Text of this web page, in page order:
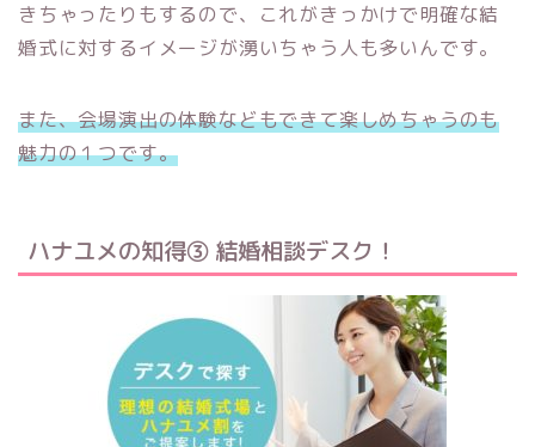
きちゃったりもするので、これがきっかけで明確な結
婚式に対するイメージが湧いちゃう人も多いんです。
また、会場演出の体験などもできて楽しめちゃうのも
魅力の１つです。
ハナユメの知得③ 結婚相談デスク！